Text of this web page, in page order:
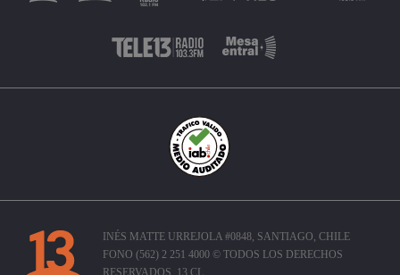
INÉS MATTE URREJOLA #0848, SANTIAGO, CHILE
FONO (562) 2 251 4000 © TODOS LOS DERECHOS
RESERVADOS. 13.CL